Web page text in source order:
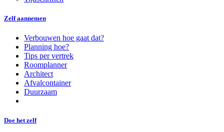
Zelf aannemen
Verbouwen hoe gaat dat?
Planning hoe?
Tips per vertrek
Roomplanner
Architect
Afvalcontainer
Duurzaam
Doe het zelf